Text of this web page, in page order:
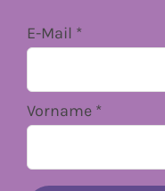
E-Mail *
Vorname *